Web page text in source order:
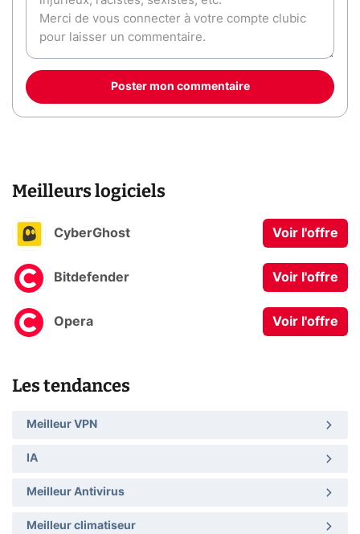
Poster mon commentaire
Meilleurs logiciels
CyberGhost Voir l'offre
Bitdefender Voir l'offre
Opera Voir l'offre
Les tendances
Meilleur VPN
IA
Meilleur Antivirus
Meilleur climatiseur